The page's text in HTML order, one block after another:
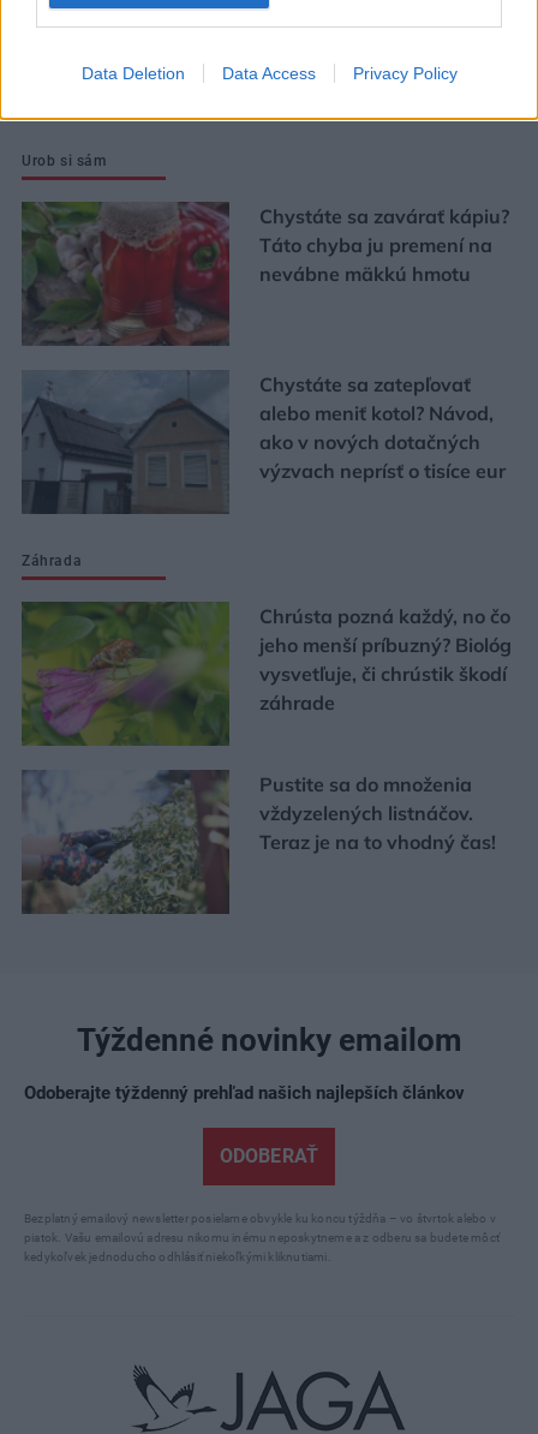
Data Deletion Data Access Privacy Policy
a potichu odídeme
Urob si sám
Chystáte sa zavárať kápiu?
Táto chyba ju premení na
nevábne mäkkú hmotu
Chystáte sa zatepľovať
alebo meniť kotol? Návod,
ako v nových dotačných
výzvach neprísť o tisíce eur
Záhrada
Chrústa pozná každý, no čo
jeho menší príbuzný? Biológ
vysvetľuje, či chrústik škodí
záhrade
Pustite sa do množenia
vždyzelených listnáčov.
Teraz je na to vhodný čas!
Týždenné novinky emailom
Odoberajte týždenný prehľad našich najlepších článkov
ODOBERAŤ
Bezplatný emailový newsletter posielame obvykle ku koncu týždňa – vo štvrtok alebo v
piatok. Vašu emailovú adresu nikomu inému neposkytneme a z odberu sa budete môcť
kedykoľvek jednoducho odhlásiť niekoľkými kliknutiami.